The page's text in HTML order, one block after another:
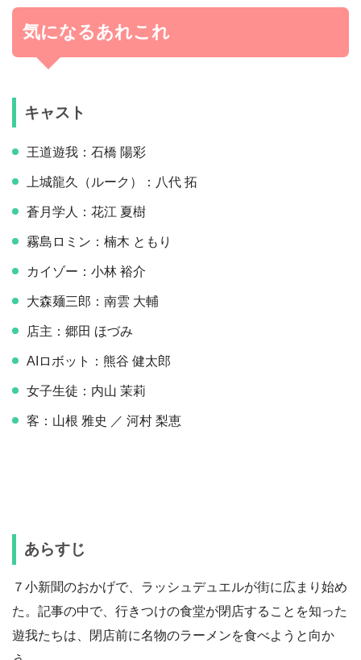
気になるあれこれ
キャスト
王道遊我：石橋 陽彩
上城龍久（ルーク）：八代 拓
蒼月学人：花江 夏樹
霧島ロミン：楠木 ともり
カイゾー：小林 裕介
大森麺三郎：南雲 大輔
店主：郷田 ほづみ
AIロボット：熊谷 健太郎
女子生徒：内山 茉莉
客：山根 雅史 ／ 河村 梨恵
あらすじ
７小新聞のおかげで、ラッシュデュエルが街に広まり始め
た。記事の中で、行きつけの食堂が閉店することを知った
遊我たちは、閉店前に名物のラーメンを食べようと向か